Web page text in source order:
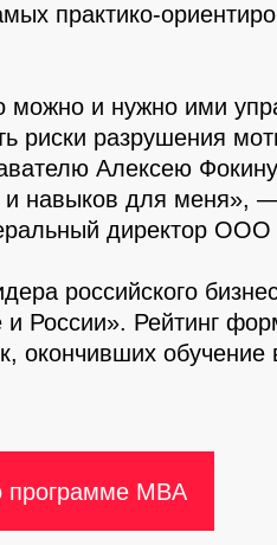
практико-
и нужно ими
риски разрушения
Алексею
навыков для меня»,
директор
российского
Рейтинг
окончивших обучение
программе MBA